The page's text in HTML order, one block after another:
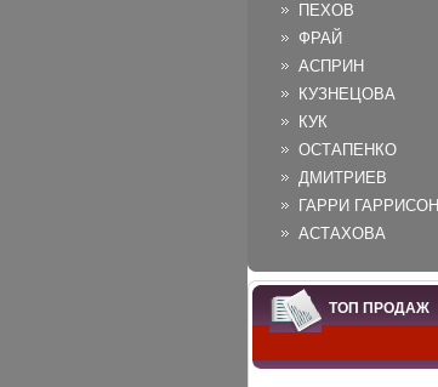
ПЕХОВ
ФРАЙ
АСПРИН
КУЗНЕЦОВА
КУК
ОСТАПЕНКО
ДМИТРИЕВ
ГАРРИ ГАРРИСОН
АСТАХОВА
ТОП ПРОДАЖ